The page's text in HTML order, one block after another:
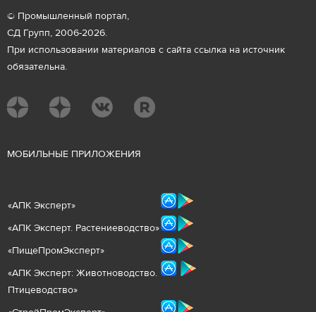
© Промышленный портал,
СД Групп, 2006-2026.
При использовании материалов с сайта ссылка на источник
обязательна.
МОБИЛЬНЫЕ ПРИЛОЖЕНИЯ
«АПК Эксперт»
«АПК Эксперт. Растениеводство»
«ПищеПромЭксперт»
«АПК Эксперт: Животноводство.
Птицеводство»